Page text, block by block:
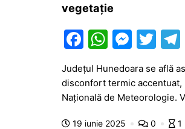
vegetație
F
c
e
b
W
at
s
A
M
s
s
e
T
w
itt
er
Județul Hunedoara se află
disconfort termic
Națională de Meteorologie.
19 iunie 2025 0 1